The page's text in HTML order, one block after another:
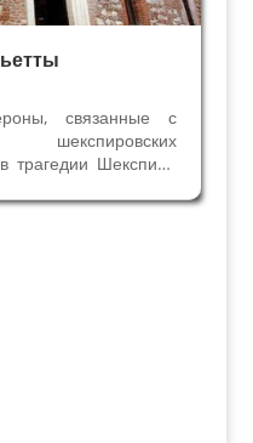
связанные с
шекспировских
трагедии Шекспира
нам о молодых